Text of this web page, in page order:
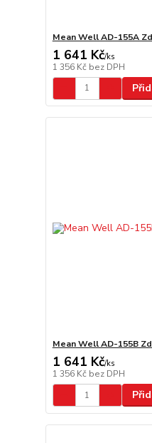
Mean Well AD-155A
1 641 Kč/ks
1 356 Kč bez DPH
Mean Well AD-155B
1 641 Kč/ks
1 356 Kč bez DPH